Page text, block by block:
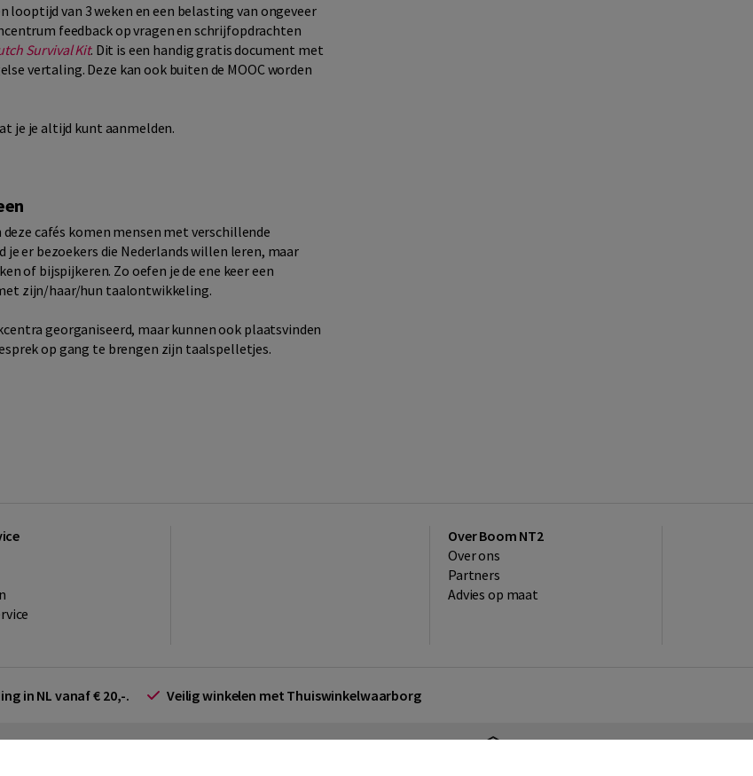
van 3 weken en een belasting van ongeveer
feedback op vragen en schrijfopdrachten
Survival Kit. Dit is een handig gratis document met
vertaling. Deze kan ook buiten de MOOC worden
je je altijd kunt aanmelden.
cafés komen mensen met verschillende
er bezoekers die Nederlands willen leren, maar
of bijspijkeren. Zo oefen je de ene keer een
zijn/haar/hun taalontwikkeling.
georganiseerd, maar kunnen ook plaatsvinden
op gang te brengen zijn taalspelletjes.
Over Boom NT2
Over ons
Partners
Advies op maat
in NL vanaf € 20,-. Veilig winkelen met Thuiswinkelwaarborg